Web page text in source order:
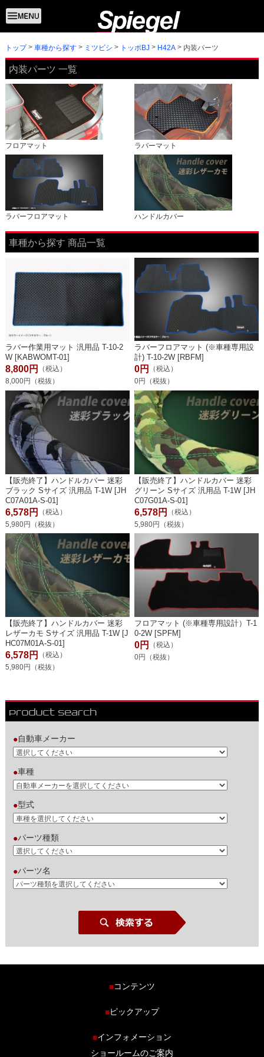
トップ 車種から探す ミツビシ トッポBJ H42A 内装パーツ
内装パーツ 一覧
フロアマット ラバーマット
ラバーフロアマット ハンドルカバー
車種から探す 商品一覧
ラバー作業用マット 汎用品 T-10-2
W [KABWOMT-01]
8,800円
（税込）
8,000円（税抜）
ラバーフロアマット (※車種専用設
計) T-10-2W [RBFM]
0円
（税込）
0円（税抜）
【販売終了】ハンドルカバー 迷彩
ブラック Sサイズ 汎用品 T-1W [JH
C07A01A-S-01]
6,578円
（税込）
5,980円（税抜）
【販売終了】ハンドルカバー 迷彩
グリーン Sサイズ 汎用品 T-1W [JH
C07G01A-S-01]
6,578円
（税込）
5,980円（税抜）
【販売終了】ハンドルカバー 迷彩
レザーカモ Sサイズ 汎用品 T-1W [J
HC07M01A-S-01]
6,578円
（税込）
5,980円（税抜）
フロアマット (※車種専用設計）T-1
0-2W [SPFM]
0円
（税込）
0円（税抜）
●自動車メーカー
●車種
●型式
●パーツ種類
●パーツ名
■コンテンツ
商品ラインナップ
■ピックアップ
■インフォメーション
ショールームのご案内